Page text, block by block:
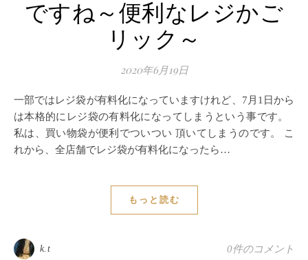
ですね～便利なレジかご
リック～
2020年6月19日
一部ではレジ袋が有料化になっていますけれど、7月1日から
は本格的にレジ袋の有料化になってしまうという事です。
私は、買い物袋が便利でついつい 頂いてしまうのです。 こ
れから、全店舗でレジ袋が有料化になったら…
もっと読む
k.t 0件のコメント